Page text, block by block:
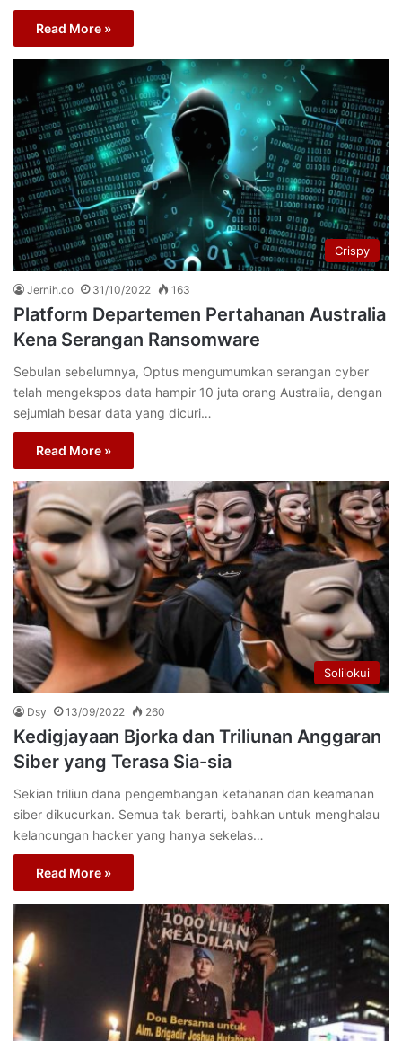
Read More »
Crispy
Jernih.co 31/10/2022 163
Platform Departemen Pertahanan Australia
Kena Serangan Ransomware
Sebulan sebelumnya, Optus mengumumkan serangan cyber
telah mengekspos data hampir 10 juta orang Australia, dengan
sejumlah besar data yang dicuri…
Read More »
Solilokui
Dsy 13/09/2022 260
Kedigjayaan Bjorka dan Triliunan Anggaran
Siber yang Terasa Sia-sia
Sekian triliun dana pengembangan ketahanan dan keamanan
siber dikucurkan. Semua tak berarti, bahkan untuk menghalau
kelancungan hacker yang hanya sekelas…
Read More »